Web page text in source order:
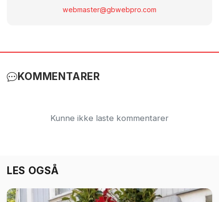
webmaster@gbwebpro.com
KOMMENTARER
Kunne ikke laste kommentarer
LES OGSÅ